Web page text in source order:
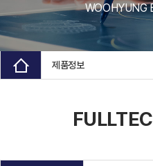
WOOHYUNG
제품정보